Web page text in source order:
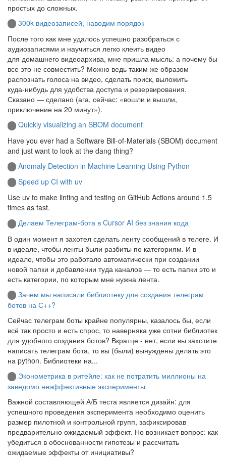
простых до сложных.
300k видеозаписей, наводим порядок
После того как мне удалось успешно разобраться с
аудиозаписями и научиться легко клеить видео
для домашнего видеоархива, мне пришла мысль: а почему бы
все это не совместить? Можно ведь таким же образом
распознать голоса на видео, сделать поиск, выложить
куда‑нибудь для удобства доступа и резервирования.
Сказано — сделано (ага, сейчас: «вошли и вышли,
приключение на 20 минут»).
Quickly visualizing an SBOM document
Have you ever had a Software Bill-of-Materials (SBOM) document
and just want to look at the dang thing?
Anomaly Detection in Machine Learning Using Python
Speed up CI with uv
Use uv to make linting and testing on GitHub Actions around 1.5
times as fast.
Делаем Телеграм-бота в Cursor AI без знания кода
В один момент я захотел сделать ленту сообщений в телеге. И
в идеале, чтобы ленты были разбиты по категориям. И в
идеале, чтобы это работало автоматически при создании
новой папки и добавлении туда каналов — то есть папки это и
есть категории, по которым мне нужна лента.
Зачем мы написали библиотеку для создания телеграм
ботов на С++?
Сейчас телеграм боты крайне популярны, казалось бы, если
всё так просто и есть спрос, то наверняка уже сотни библиотек
для удобного создания ботов? Вкратце - нет, если вы захотите
написать телеграм бота, то вы (были) вынуждены делать это
на python. Библиотеки на...
Эконометрика в ритейле: как не потратить миллионы на
заведомо неэффективные эксперименты
Важной составляющей А/Б теста является дизайн: для
успешного проведения эксперимента необходимо оценить
размер пилотной и контрольной групп, зафиксировав
предварительно ожидаемый эффект. Но возникает вопрос: как
убедиться в обоснованности гипотезы и рассчитать
ожидаемые эффекты от инициативы?